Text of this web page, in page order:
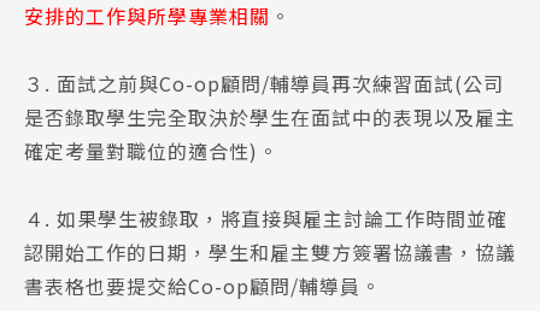
安排的工作與所學專業相關 。
３. 面試之前與Co-op顧問/輔導員再次練習面試(公司
是否錄取學生完全取決於學生在面試中的表現以及雇主
確定考量對職位的適合性)。
４. 如果學生被錄取，將直接與雇主討論工作時間並確
認開始工作的日期，學生和雇主雙方簽署協議書，協議
書表格也要提交給Co-op顧問/輔導員。